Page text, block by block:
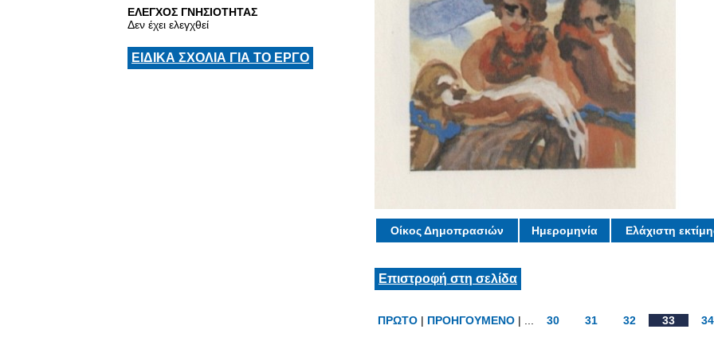
ΕΛΕΓΧΟΣ ΓΝΗΣΙΟΤΗΤΑΣ
Δεν έχει ελεγχθεί
ΕΙΔΙΚΑ ΣΧΟΛΙΑ ΓΙΑ ΤΟ ΕΡΓΟ
Οίκος Δημοπρασιών Ημερομηνία Ελάχιστη
Επιστροφή στη σελίδα
ΠΡΩΤΟ | ΠΡΟΗΓΟΥΜΕΝΟ | ... 30 31 32 33 34